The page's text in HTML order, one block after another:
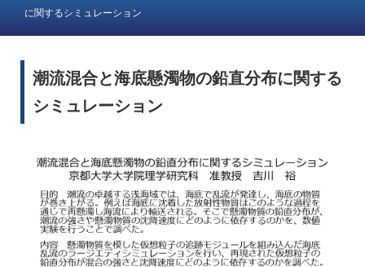
に関するシミュレーション
潮流混合と海底懸濁物の鉛直分布に関する
シミュレーション